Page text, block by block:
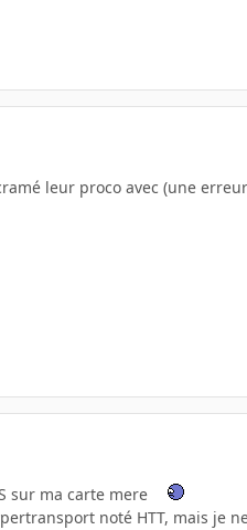
leur proco avec (une
sur ma carte mere
noté HTT, mais je